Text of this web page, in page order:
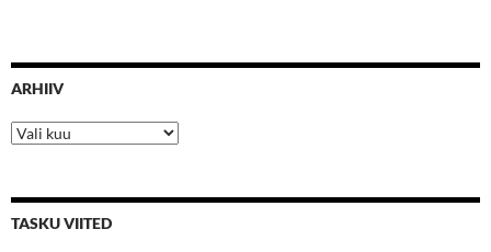
ARHIIV
Arhiiv
TASKU VIITED